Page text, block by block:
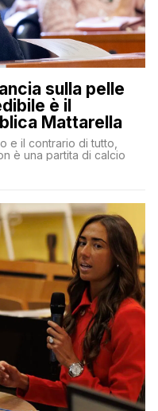
sulla pelle
è il
Mattarella
e il contrario di tutto,
è una partita di calcio